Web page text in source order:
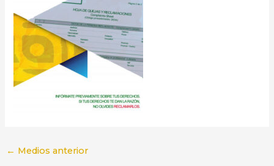
← Medios anterior